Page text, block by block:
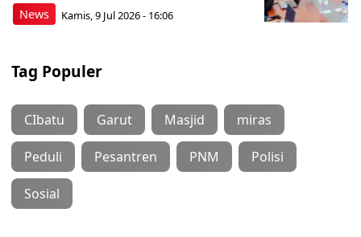
News Kamis, 9 Jul 2026 - 16:06
Tag Populer
CIbatu Garut Masjid miras
Peduli Pesantren PNM Polisi
Sosial